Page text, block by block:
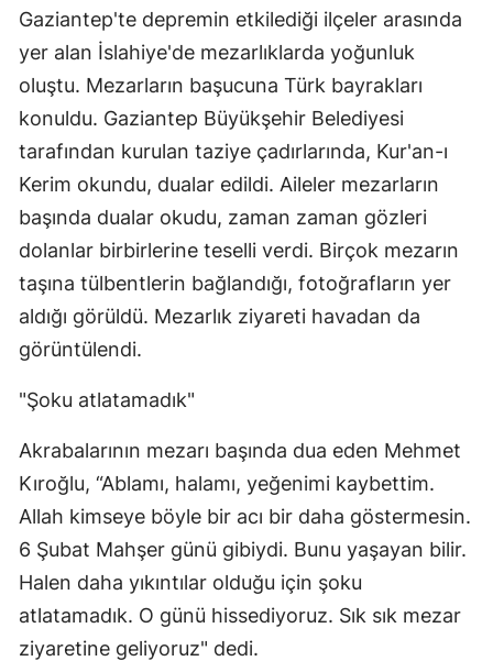
Gaziantep'te depremin etkilediği ilçeler arasında
yer alan İslahiye'de mezarlıklarda yoğunluk
oluştu. Mezarların başucuna Türk bayrakları
konuldu. Gaziantep Büyükşehir Belediyesi
tarafından kurulan taziye çadırlarında, Kur'an-ı
Kerim okundu, dualar edildi. Aileler mezarların
başında dualar okudu, zaman zaman gözleri
dolanlar birbirlerine teselli verdi. Birçok mezarın
taşına tülbentlerin bağlandığı, fotoğrafların yer
aldığı görüldü. Mezarlık ziyareti havadan da
görüntülendi.
"Şoku atlatamadık"
Akrabalarının mezarı başında dua eden Mehmet
Kıroğlu, “Ablamı, halamı, yeğenimi kaybettim.
Allah kimseye böyle bir acı bir daha göstermesin.
6 Şubat Mahşer günü gibiydi. Bunu yaşayan bilir.
Halen daha yıkıntılar olduğu için şoku
atlatamadık. O günü hissediyoruz. Sık sık mezar
ziyaretine geliyoruz" dedi.